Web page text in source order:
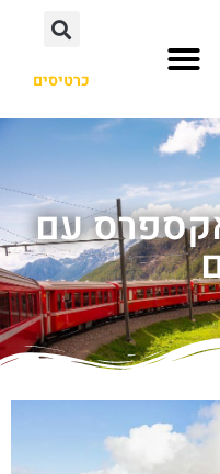
כרטיסים
עם